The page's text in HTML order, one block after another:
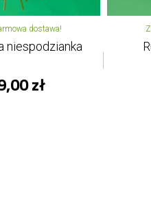
dostawa!
niespodzianka
zł